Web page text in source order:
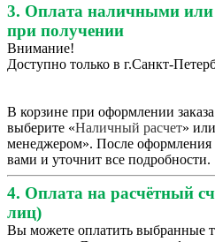
3. Оплата наличными или
при получении
Внимание!
Доступно только в г.Санкт-
В корзине при оформлении
выберите «Наличный расчет»
менеджером». После оформления
вами и уточнит все подробности.
4. Оплата на расчётный
лиц)
Вы можете оплатить выбранные